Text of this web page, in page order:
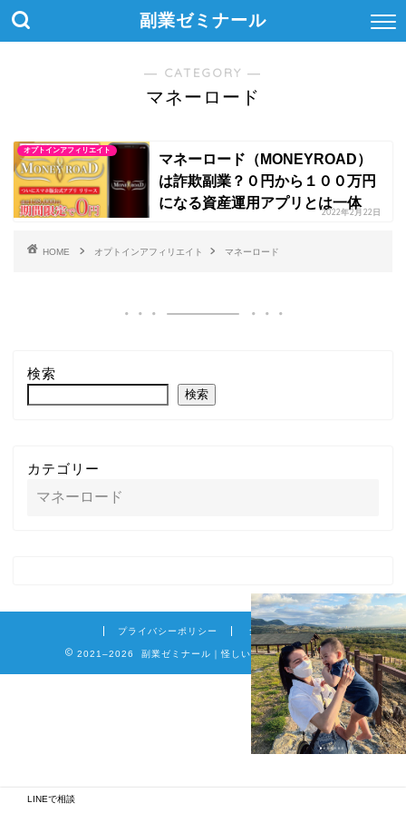
副業ゼミナール
― CATEGORY ―
マネーロード
オプトインアフィリエイト
マネーロード（MONEYROAD）
は詐欺副業？０円から１００万円
になる資産運用アプリとは一体
2022年2月22日
HOME オプトインアフィリエイト マネーロード
検索
検索
カテゴリー
プライバシーポリシー 免責事項
2021–2026 副業ゼミナール｜怪しい詐欺副業を徹底調査
LINEで相談